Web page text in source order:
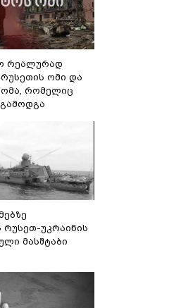
რეალურად
ომი და
რომელიც
რუსეთ-უკრაინის
მასშტაბი